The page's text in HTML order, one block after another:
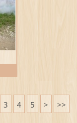
3 4 5 > >>